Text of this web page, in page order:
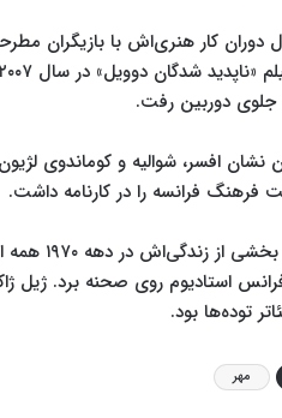
نشان افسر، شوالیه و کوماندوی
فرهنگ فرانسه را در کارنامه داشت.
از زندگی‌اش در دهه
همه
استادیوم روی صحنه برد. ژیل
توده‌ها بود.
مهر